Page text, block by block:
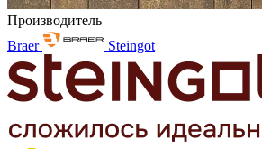
Производитель
Braer
Steingot